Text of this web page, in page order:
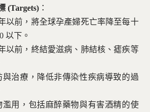
(Targets) ：
以前，將全球孕產婦死亡率降至每十
以下。
以前，終結愛滋病、肺結核、瘧疾等
與治療，降低非傳染性疾病導致的過
濫用，包括麻醉藥物與有害酒精的使